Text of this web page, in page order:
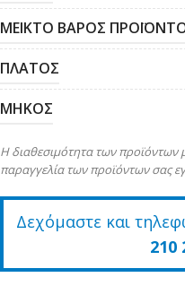
ΜΕΙΚΤΟ ΒΑΡΟΣ
ΠΛΑΤΟΣ
ΜΗΚΟΣ
Η διαθεσιμότητα των προϊόντων
παραγγελία των προϊόντων σας
Δεχόμαστε και
210